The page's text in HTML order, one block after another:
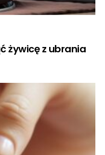
żywicę z ubrania